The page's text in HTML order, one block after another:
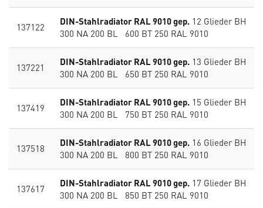
137122 DIN-Stahlradiator RAL 9010 gep. 12 Glieder BH
300 NA 200 BL 600 BT 250 RAL 9010
137221 DIN-Stahlradiator RAL 9010 gep. 13 Glieder BH
300 NA 200 BL 650 BT 250 RAL 9010
137419 DIN-Stahlradiator RAL 9010 gep. 15 Glieder BH
300 NA 200 BL 750 BT 250 RAL 9010
137518 DIN-Stahlradiator RAL 9010 gep. 16 Glieder BH
300 NA 200 BL 800 BT 250 RAL 9010
137617 DIN-Stahlradiator RAL 9010 gep. 17 Glieder BH
300 NA 200 BL 850 BT 250 RAL 9010